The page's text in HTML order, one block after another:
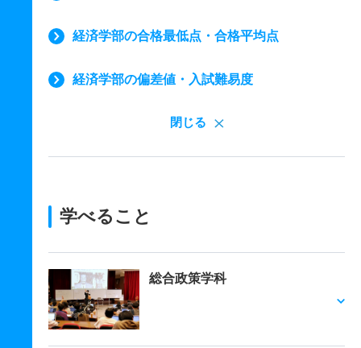
経済学部の合格最低点・合格平均点
経済学部の偏差値・入試難易度
閉じる
学べること
総合政策学科